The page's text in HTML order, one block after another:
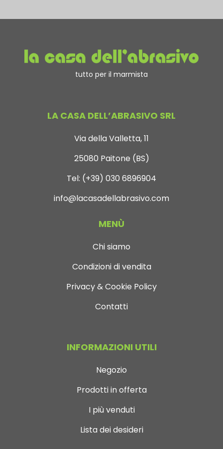
tutto per il marmista
LA CASA DELL’ABRASIVO SRL
Via della Valletta, 11
25080 Paitone (BS)
Tel: (+39) 030 6896904
info@lacasadellabrasivo.com
MENÙ
Chi siamo
Condizioni di vendita
Privacy & Cookie Policy
Contatti
INFORMAZIONI UTILI
Negozio
Prodotti in offerta
I più venduti
Lista dei desideri